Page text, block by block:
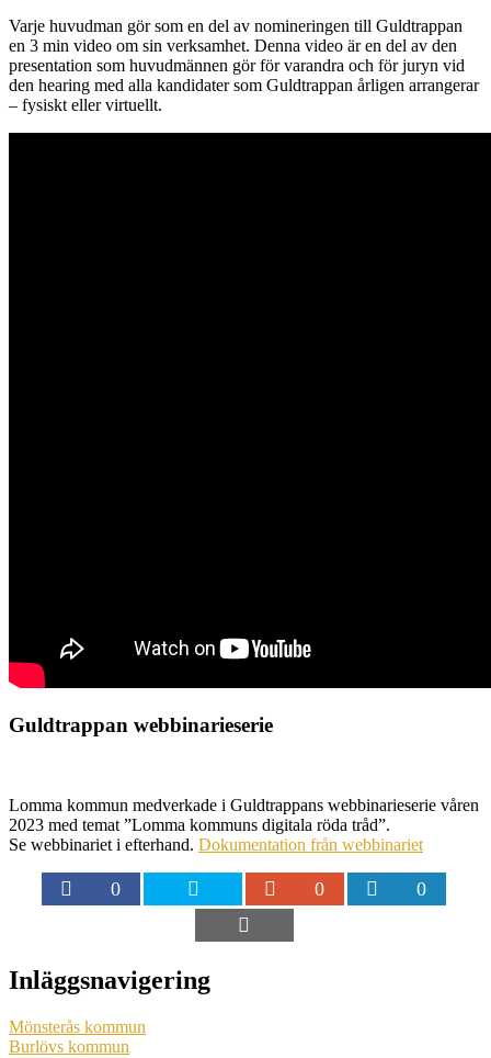
Varje huvudman gör som en del av nomineringen till Guldtrappan
en 3 min video om sin verksamhet. Denna video är en del av den
presentation som huvudmännen gör för varandra och för juryn vid
den hearing med alla kandidater som Guldtrappan årligen arrangerar
– fysiskt eller virtuellt.
Guldtrappan webbinarieserie
Lomma kommun medverkade i Guldtrappans webbinarieserie våren
2023 med temat ”Lomma kommuns digitala röda tråd”.
Se webbinariet i efterhand. Dokumentation från webbinariet
0 0 0
Inläggsnavigering
Mönsterås kommun
Burlövs kommun